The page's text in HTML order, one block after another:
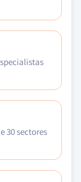
30 sectores